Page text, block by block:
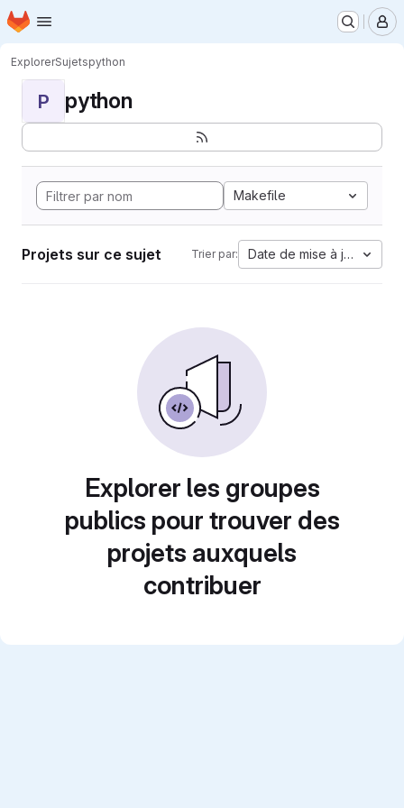
Passer au contenu principal
Page d'accueil
ExplorerSujetspython
P python
Makefile
Projets sur ce sujet Trier par: Date de mise à jour
Explorer les groupes
publics pour trouver des
projets auxquels
contribuer